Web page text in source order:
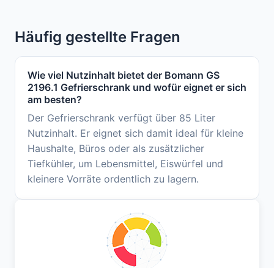
Häufig gestellte Fragen
Wie viel Nutzinhalt bietet der Bomann GS
2196.1 Gefrierschrank und wofür eignet er sich
am besten?
Der Gefrierschrank verfügt über 85 Liter
Nutzinhalt. Er eignet sich damit ideal für kleine
Haushalte, Büros oder als zusätzlicher
Tiefkühler, um Lebensmittel, Eiswürfel und
kleinere Vorräte ordentlich zu lagern.